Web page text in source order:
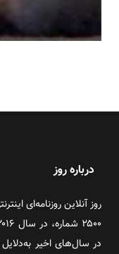
درباره روز
در سال‌های اخیر